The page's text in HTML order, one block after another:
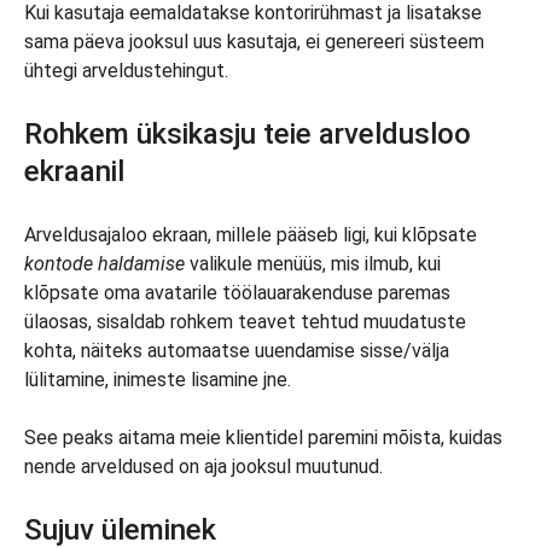
Kui kasutaja eemaldatakse kontorirühmast ja lisatakse
sama päeva jooksul uus kasutaja, ei genereeri süsteem
ühtegi arveldustehingut.
Rohkem üksikasju teie arveldusloo
ekraanil
Arveldusajaloo ekraan, millele pääseb ligi, kui klõpsate
kontode haldamise valikule menüüs, mis ilmub, kui
klõpsate oma avatarile töölauarakenduse paremas
ülaosas, sisaldab rohkem teavet tehtud muudatuste
kohta, näiteks automaatse uuendamise sisse/välja
lülitamine, inimeste lisamine jne.
See peaks aitama meie klientidel paremini mõista, kuidas
nende arveldused on aja jooksul muutunud.
Sujuv üleminek